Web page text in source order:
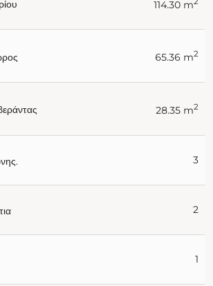
114.30 m
65.36 m2
28.35 m2
3
2
1